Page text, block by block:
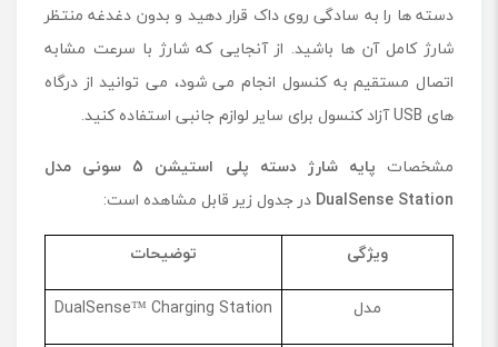
دسته ها را به سادگی روی داک قرار دهید و بدون دغدغه منتظر
شارژ کامل آن ها باشید. از آنجایی که شارژ با سرعت مشابه
اتصال مستقیم به کنسول انجام می شود، می توانید از درگاه
های USB آزاد کنسول برای سایر لوازم جانبی استفاده کنید.
مشخصات پایه شارژ دسته پلی استیشن 5 سونی مدل
DualSense Station در جدول زیر قابل مشاهده است:
ویژگی
توضیحات
مدل
DualSense™ Charging Station